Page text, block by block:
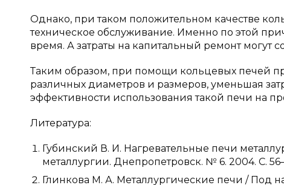
Однако, при таком положительном качестве
техническое обслуживание. Именно по этой
время. А затраты на капитальный ремонт могут
Таким образом, при помощи кольцевых печей
различных диаметров и размеров, уменьшая
эффективности использования такой печи на
Литература:
Губинский В. И. Нагревательные печи
металлургии. Днепропетровск. № 6. 2004. С.
Глинкова М. А. Металлургические печи / Под